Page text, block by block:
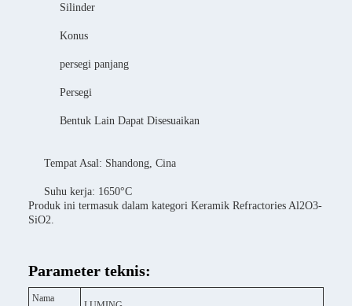
Silinder
Konus
persegi panjang
Persegi
Bentuk Lain Dapat Disesuaikan
Tempat Asal: Shandong, Cina
Suhu kerja: 1650°C
Produk ini termasuk dalam kategori Keramik Refractories Al2O3-
SiO2.
Parameter teknis:
Nama